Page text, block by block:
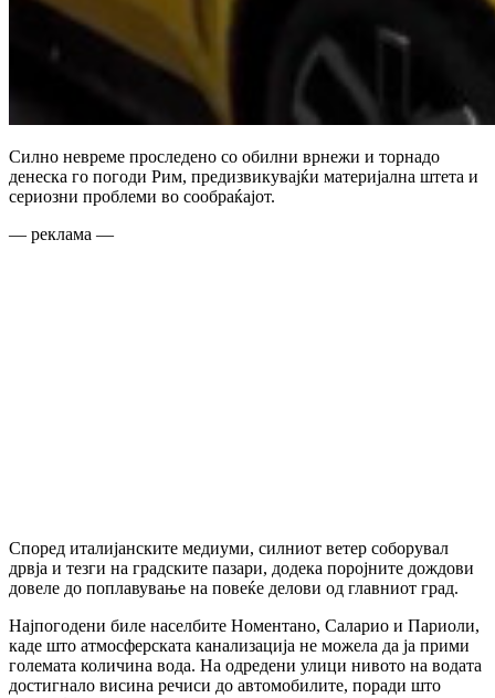
Силно невреме проследено со обилни врнежи и торнадо
денеска го погоди Рим, предизвикувајќи материјална штета и
сериозни проблеми во сообраќајот.
— реклама —
Според италијанските медиуми, силниот ветер соборувал
дрвја и тезги на градските пазари, додека поројните дождови
довеле до поплавување на повеќе делови од главниот град.
Најпогодени биле населбите Номентано, Саларио и Париоли,
каде што атмосферската канализација не можела да ја прими
големата количина вода. На одредени улици нивото на водата
достигнало висина речиси до автомобилите, поради што